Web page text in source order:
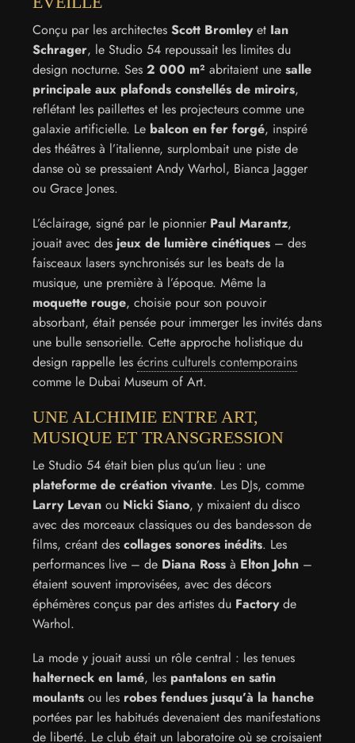
Conçu par les architectes Scott Bromleyet Ian
Schrager, le Studio 54 repoussait les limites du
design nocturne. Ses 2 000 m² abritaient une salle
principale aux plafonds constellés de miroirs,
reflétant les paillettes et les projecteurs comme une
galaxie artificielle. Le balcon en fer forgé, inspiré
des théâtres à l’italienne, surplombait une piste de
danse où se pressaient Andy Warhol, Bianca Jagger
ou Grace Jones.
L’éclairage, signé par le pionnier Paul Marantz,
jouait avec des jeux de lumière cinétiques – des
faisceaux lasers synchronisés sur les beats de la
musique, une première à l’époque. Même la
moquette rouge, choisie pour son pouvoir
absorbant, était pensée pour immerger les invités dans
une bulle sensorielle. Cette approche holistique du
design rappelle les écrins culturels contemporains
comme le Dubai Museum of Art.
UNE ALCHIMIE ENTRE ART,
MUSIQUE ET TRANSGRESSION
Le Studio 54 était bien plus qu’un lieu : une
plateforme de création vivante. Les DJs, comme
Larry Levan ou Nicki Siano, y mixaient du disco
avec des morceaux classiques ou des bandes-son de
films, créant des collages sonores inédits. Les
performances live – de Diana Ross à Elton John –
étaient souvent improvisées, avec des décors
éphémères conçus par des artistes du Factoryde
Warhol.
La mode y jouait aussi un rôle central : les tenues
halterneck en lamé, les pantalons en satin
moulants ou les robes fendues jusqu’à la hanche
portées par les habitués devenaient des manifestations
de liberté. Le club était un laboratoire où se croisaient